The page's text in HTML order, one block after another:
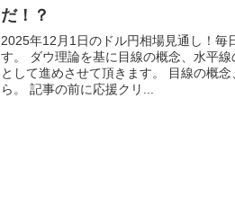
だ！？
2025年12月1日のドル円相場見通し！毎
す。 ダウ理論を基に目線の概念、水平
として進めさせて頂きます。 目線の概
ら。 記事の前に応援クリ...